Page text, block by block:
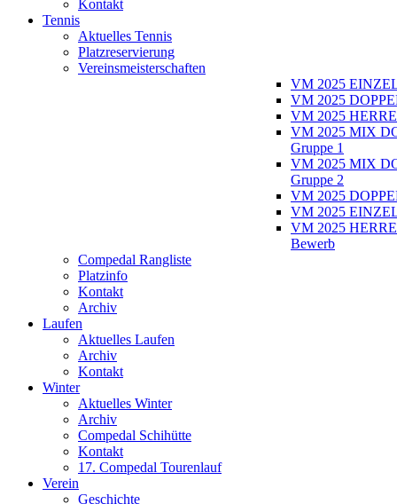
Kontakt
Tennis
Aktuelles Tennis
Platzreservierung
Vereinsmeisterschaften
VM 2025
VM 2025
VM 2025
VM 2025 MIX
Gruppe 1
VM 2025 MIX
Gruppe 2
VM 2025
VM 2025
VM 2025
Bewerb
Compedal Rangliste
Platzinfo
Kontakt
Archiv
Laufen
Aktuelles Laufen
Archiv
Kontakt
Winter
Aktuelles Winter
Archiv
Compedal Schihütte
Kontakt
17. Compedal Tourenlauf
Verein
Geschichte